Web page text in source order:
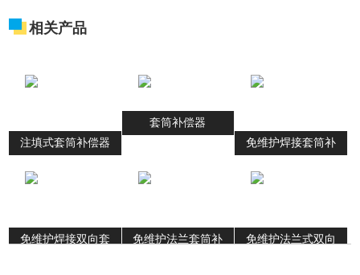
相关产品
注填式套筒补偿器
套筒补偿器
免维护焊接套筒补
免维护焊接双向套
免维护法兰套筒补
免维护法兰式双向